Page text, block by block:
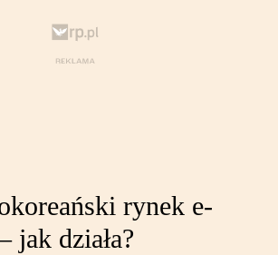
rynek e-
jak działa?